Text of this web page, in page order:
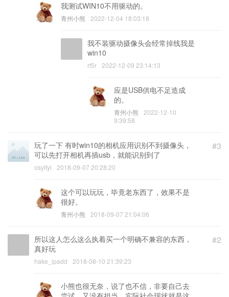
我测试WIN10不用驱动的。
青州小熊 2022-12-04 18:03:18
我不装驱动摄像头会经常掉线我是
win10
rt5r 2022-12-09 23:14:13
应是USB供电不足造成
的。
青州小熊
2022-12-10
9:39:58
#3
玩了一下 有时win10的相机应用识别不到摄像头，
可以先打开相机再插usb，就能识别到了
osyltyl 2018-09-07 20:28:20
这个可以玩玩，毕竟老东西了，效果不是
很好。
青州小熊 2018-09-07 21:04:06
#2
所以这人怎么这么执着买一个明确不兼容的东西，
真好玩
hake_ipadd 2018-08-10 21:39:23
小熊也很无奈，说了也不信，非要自己去